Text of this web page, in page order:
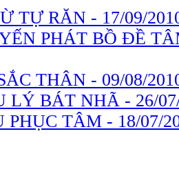
TỰ RĂN - 17/09/
PHÁT BỒ ĐỀ
THÂN - 09/08/
LÝ BÁT NHÃ - 26/
PHỤC TÂM - 18/07/